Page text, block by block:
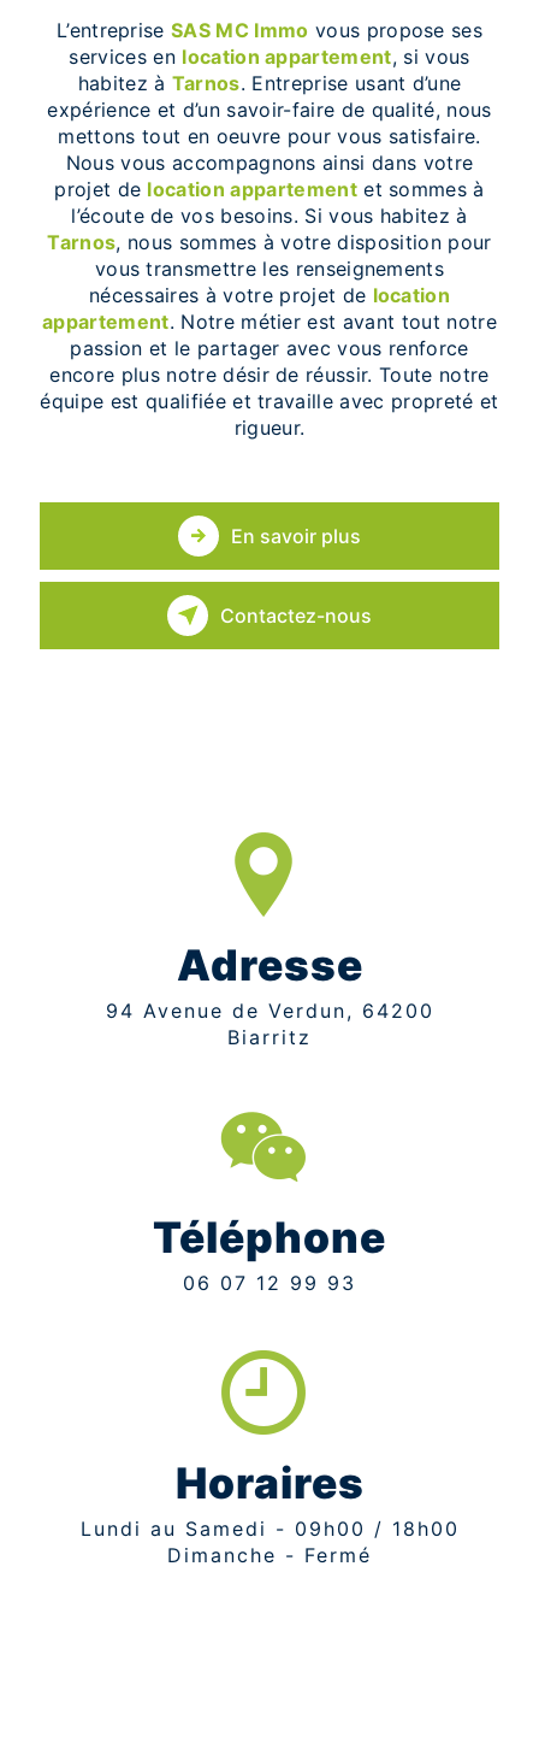
L’entrepriseSAS MC Immo vous propose ses
services en location appartement, si vous
habitez à Tarnos. Entreprise usant d’une
expérience et d’un savoir-faire de qualité, nous
mettons tout en oeuvre pour vous satisfaire.
Nous vous accompagnons ainsi dans votre
projet de location appartementet sommes à
l’écoute de vos besoins. Si vous habitez à
Tarnos, nous sommes à votre disposition pour
vous transmettre les renseignements
nécessaires à votre projet de location
appartement. Notre métier est avant tout notre
passion et le partager avec vous renforce
encore plus notre désir de réussir. Toute notre
équipe est qualifiée et travaille avec propreté et
rigueur.
En savoir plus
Contactez-nous
Adresse
94 Avenue de Verdun, 64200
Biarritz
Téléphone
06 07 12 99 93
Horaires
Lundi au Samedi - 09h00 / 18h00
Dimanche - Fermé